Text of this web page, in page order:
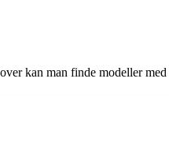
kan man finde modeller